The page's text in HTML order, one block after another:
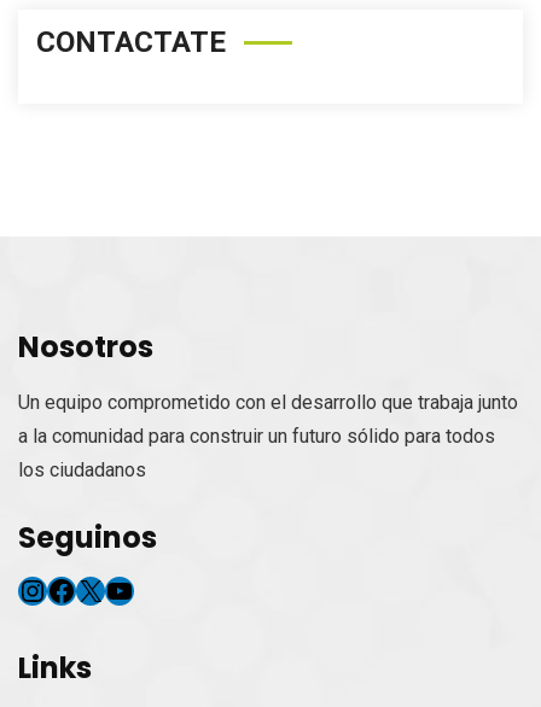
CONTACTATE
Nosotros
Un equipo comprometido con el desarrollo que trabaja junto
a la comunidad para construir un futuro sólido para todos
los ciudadanos
Seguinos
Instagram
Facebook
X YouTube
Links